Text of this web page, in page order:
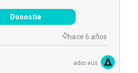
Donostia
hace 6 años
adio.eus